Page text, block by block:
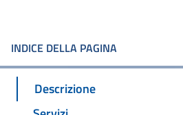
INDICE DELLA PAGINA
Descrizione